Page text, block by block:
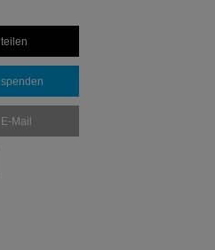
teilen
spenden
E-Mail